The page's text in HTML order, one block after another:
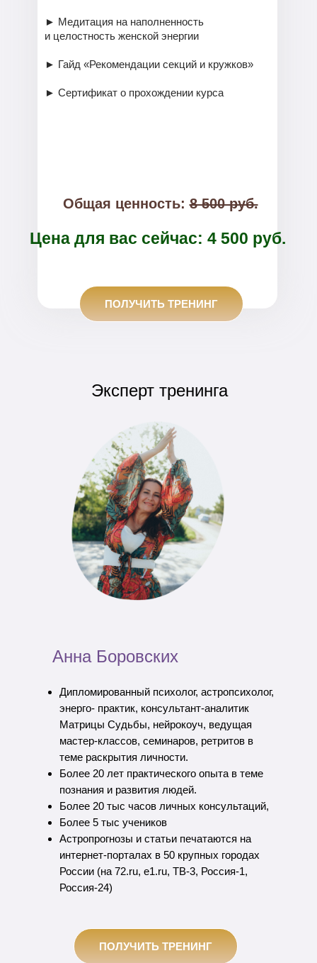
► Медитация на наполненность
и целостность женской энергии
► Гайд «Рекомендации секций и кружков»
► Сертификат о прохождении курса
Общая ценность:8 500 руб.
Цена для вас сейчас: 4 500 руб.
ПОЛУЧИТЬ ТРЕНИНГ
Дипломированный психолог, астропсихолог,
энерго- практик, консультант-аналитик
Матрицы Судьбы, нейрокоуч, ведущая
мастер-классов, семинаров, ретритов в
теме раскрытия личности.
Более 20 лет практического опыта в теме
познания и развития людей.
Более 20 тыс часов личных консультаций,
Более 5 тыс учеников
Астропрогнозы и статьи печатаются на
интернет-порталах в 50 крупных городах
России (на 72.ru, е1.ru, ТВ-3, Россия-1,
Россия-24)
Эксперт тренинга
Анна Боровских
ПОЛУЧИТЬ ТРЕНИНГ